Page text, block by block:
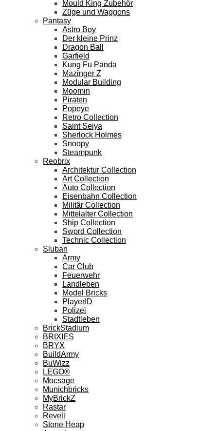
Mould King Zubehör
Züge und Waggons
Pantasy
Astro Boy
Der kleine Prinz
Dragon Ball
Garfield
Kung Fu Panda
Mazinger Z
Modular Building
Moomin
Piraten
Popeye
Retro Collection
Saint Seiya
Sherlock Holmes
Snoopy
Steampunk
Reobrix
Architektur Collection
Art Collection
Auto Collection
Eisenbahn Collection
Militär Collection
Mittelalter Collection
Ship Collection
Sword Collection
Technic Collection
Sluban
Army
Car Club
Feuerwehr
Landleben
Model Bricks
PlayerID
Polizei
Stadtleben
BrickStadium
BRIXIES
BRYX
BuildArmy
BuWizz
LEGO®
Mocsage
Munichbricks
MyBrickZ
Rastar
Revell
Stone Heap